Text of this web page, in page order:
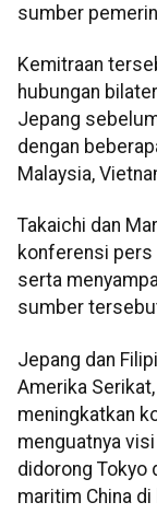
sumber
Kemitraan
hubungan
Jepang
dengan
Malaysia,
Takaichi dan
konferensi
serta
sumber
Jepang dan
Amerika
meningkatkan
menguatnya
didorong Tokyo
maritim China di